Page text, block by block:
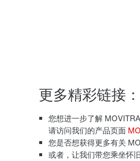
更多精彩链接：
您想进一步了解
请访问我们的产品页面
您是否想获得更多有关
或者，让我们带您乘坐怀